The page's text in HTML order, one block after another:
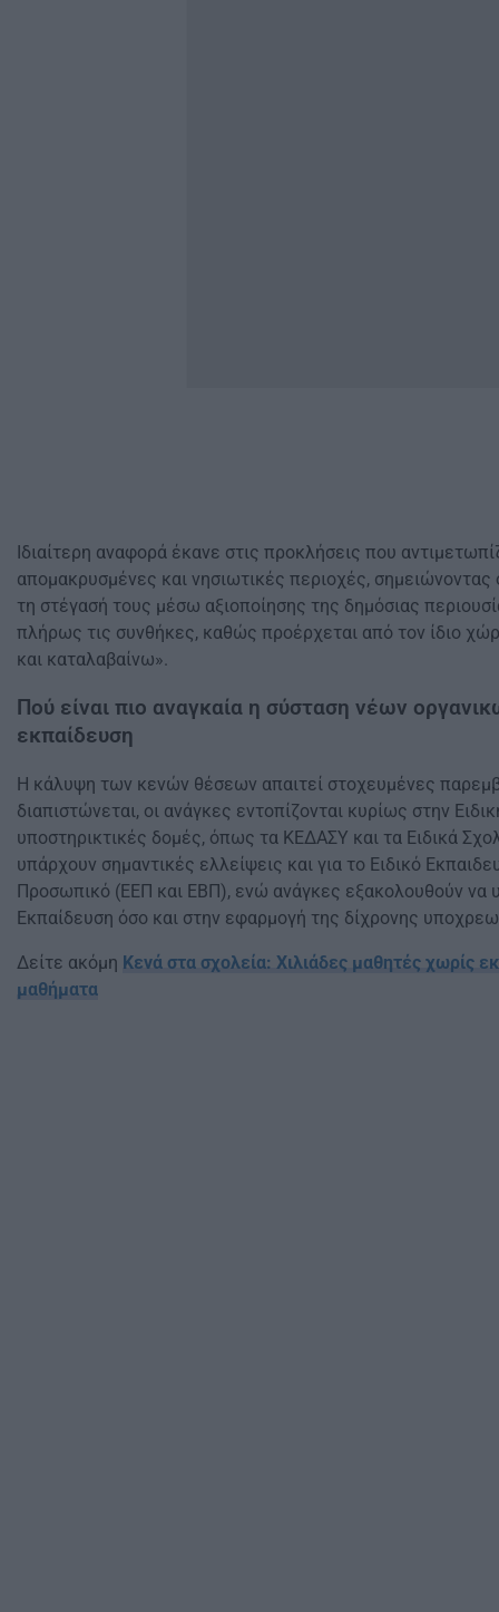
Ιδιαίτερη αναφορά έκανε στις προκλήσεις που
απομακρυσμένες και νησιωτικές περιοχές, σημειώνοντας
τη στέγασή τους μέσω αξιοποίησης της δημόσιας
πλήρως τις συνθήκες, καθώς προέρχεται από τον ίδιο
και καταλαβαίνω».
Πού είναι πιο αναγκαία η σύσταση νέων
εκπαίδευση
Η κάλυψη των κενών θέσεων απαιτεί στοχευμένες
διαπιστώνεται, οι ανάγκες εντοπίζονται κυρίως στην
υποστηρικτικές δομές, όπως τα ΚΕΔΑΣΥ και τα Ειδικά
υπάρχουν σημαντικές ελλείψεις και για το Ειδικό
Προσωπικό (ΕΕΠ και ΕΒΠ), ενώ ανάγκες εξακολουθούν να
Εκπαίδευση όσο και στην εφαρμογή της δίχρονης
Δείτε ακόμη Κενά στα σχολεία: Χιλιάδες μαθητές χωρίς
μαθήματα